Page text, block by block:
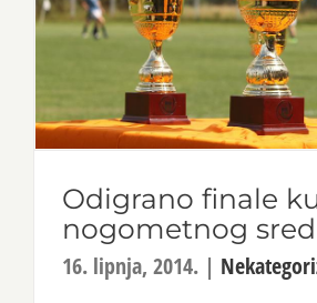
Odigrano finale
nogometnog
16. lipnja, 2014. |